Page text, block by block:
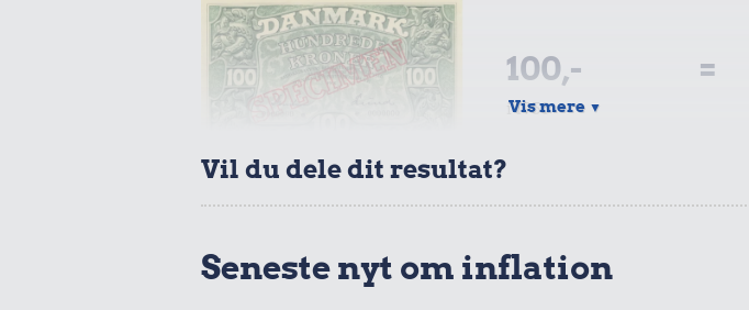
100,-
i 1958
=
50,-
Vis mere ▼
Vil du dele dit resultat?
Seneste nyt om inflation